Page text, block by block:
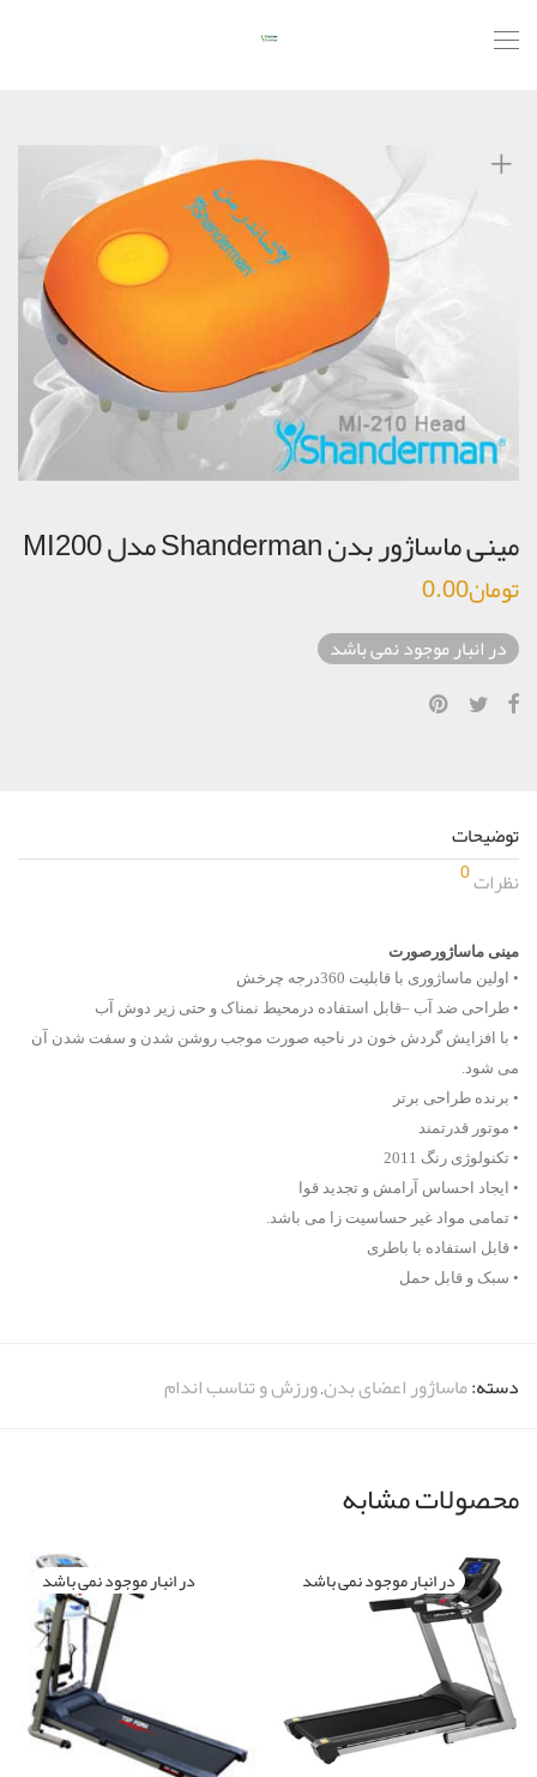
مینی ماساژور بدن Shanderman مدل MI200
تومان0.00
در انبار موجود نمی باشد
توضیحات
نظرات0
مینی ماساژورصورت
• اولین ماساژوری با قابلیت 360درجه چرخش
• طراحی ضد آب –قابل استفاده درمحیط نمناک و حتی زیر دوش آب
• با افزایش گردش خون در ناحیه صورت موجب روشن شدن و سفت شدن آن
می شود.
• برنده طراحی برتر
• موتور قدرتمند
• تکنولوژی رنگ 2011
• ایجاد احساس آرامش و تجدید قوا
• تمامی مواد غیر حساسیت زا می باشد.
• قابل استفاده با باطری
• سبک و قابل حمل
دسته:ماساژور اعضای بدن,ورزش و تناسب اندام
محصولات مشابه